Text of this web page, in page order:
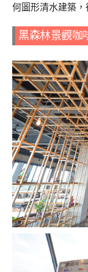
何圖形清水建築
黑森林景觀咖